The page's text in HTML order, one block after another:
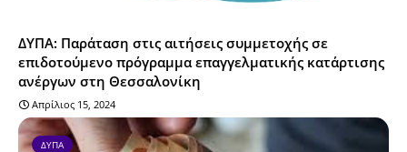
ΔΥΠΑ: Παράταση στις αιτήσεις συμμετοχής σε
επιδοτούμενο πρόγραμμα επαγγελματικής κατάρτισης
ανέργων στη Θεσσαλονίκη
Απρίλιος 15, 2024
ΔΥΠΑ